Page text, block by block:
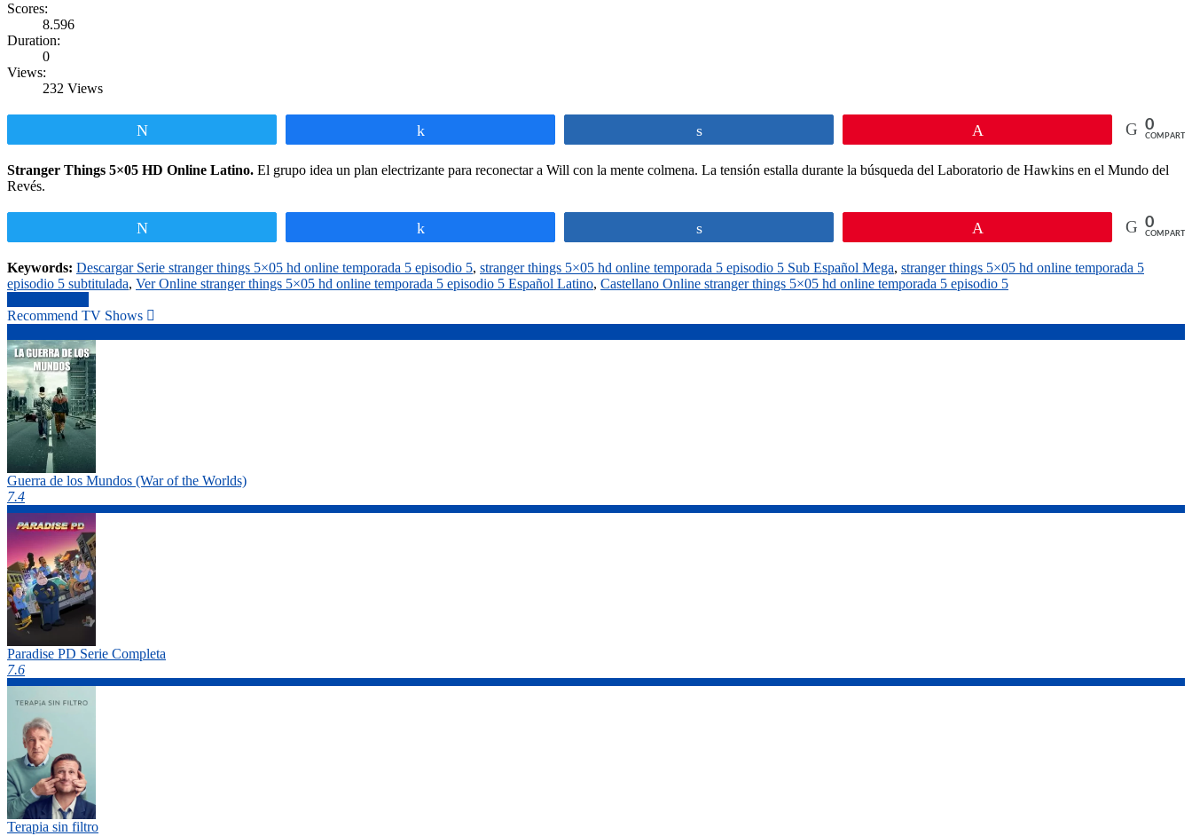
Scores:
8.596
Duration:
0
Views:
232 Views
0
COMPARTIR
Stranger Things 5×05 HD Online Latino. El grupo idea un plan electrizante para reconectar a Will con la mente colmena. La tensión estalla durante la búsqueda del Laboratorio de Hawkins en el Mundo del
Revés.
0
COMPARTIR
Keywords: Descargar Serie stranger things 5×05 hd online temporada 5 episodio 5, stranger things 5×05 hd online temporada 5 episodio 5 Sub Español Mega, stranger things 5×05 hd online temporada 5
episodio 5 subtitulada, Ver Online stranger things 5×05 hd online temporada 5 episodio 5 Español Latino, Castellano Online stranger things 5×05 hd online temporada 5 episodio 5
Recommend TV Shows
Guerra de los Mundos (War of the Worlds)
7.4
Paradise PD Serie Completa
7.6
Terapia sin filtro